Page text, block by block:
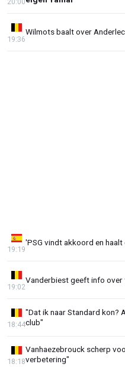
Wilmots baalt over
19:36
'PSG vindt akkoord en
19:19
Vanderbiest geeft info over
19:02
"Dat ik naar Standard kon?
club"
18:44
Vanhaezebrouck scherp
verbetering"
18:18